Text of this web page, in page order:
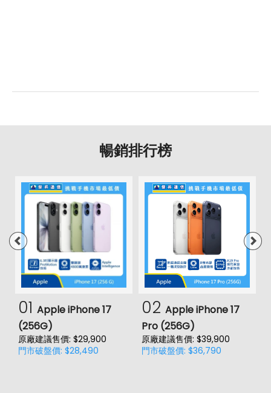
暢銷排行榜
01 Apple iPhone 17
(256G)
原廠建議售價: $29,900
門市破盤價: $28,490
02 Apple iPhone 17
Pro (256G)
原廠建議售價: $39,900
門市破盤價: $36,790